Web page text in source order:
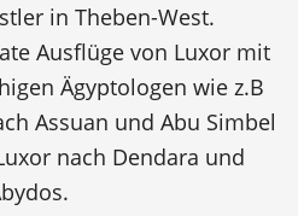
in Theben-West.
Ausflüge von Luxor mit
Ägyptologen wie z.B
Assuan und Abu Simbel
nach Dendara und